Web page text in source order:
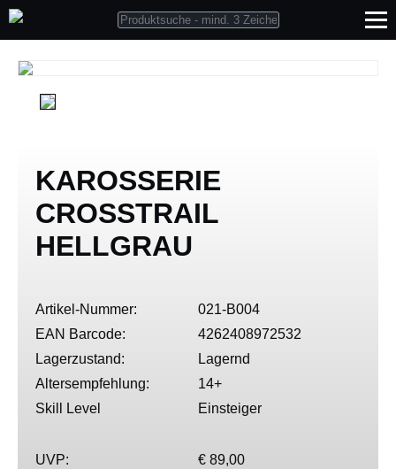
KAROSSERIE
CROSSTRAIL
HELLGRAU
Artikel-Nummer:
021-B004
EAN Barcode:
4262408972532
Lagerzustand:
Lagernd
Altersempfehlung:
14+
Skill Level
Einsteiger
UVP: € 89,00